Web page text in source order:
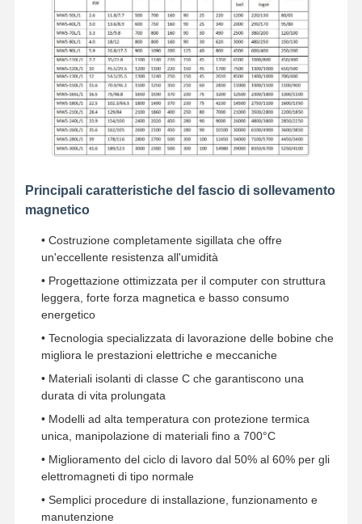
Ingranaggi motore e freno
Pace
Attrezzatura di trasporto
Dispositivi di sollevamento
Principali caratteristiche del fascio di sollevamento
magnetico
• Costruzione completamente sigillata che offre
un'eccellente resistenza all'umidità
• Progettazione ottimizzata per il computer con struttura
leggera, forte forza magnetica e basso consumo
energetico
• Tecnologia specializzata di lavorazione delle bobine che
migliora le prestazioni elettriche e meccaniche
• Materiali isolanti di classe C che garantiscono una
durata di vita prolungata
• Modelli ad alta temperatura con protezione termica
unica, manipolazione di materiali fino a 700°C
• Miglioramento del ciclo di lavoro dal 50% al 60% per gli
elettromagneti di tipo normale
• Semplici procedure di installazione, funzionamento e
manutenzione